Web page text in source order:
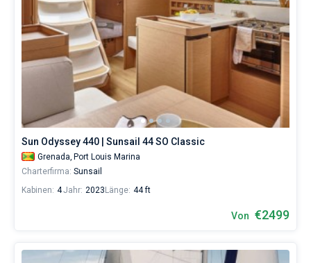
Sun Odyssey 440 | Sunsail 44 SO Classic
Grenada, Port Louis Marina
Charterfirma: Sunsail
Kabinen: 4Jahr: 2023 Länge: 44 ft
Von €2499